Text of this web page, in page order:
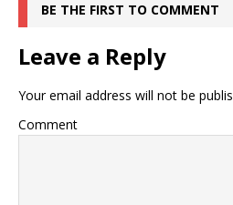
BE THE FIRST TO COMMENT
Leave a Reply
Your email address will not be
Comment